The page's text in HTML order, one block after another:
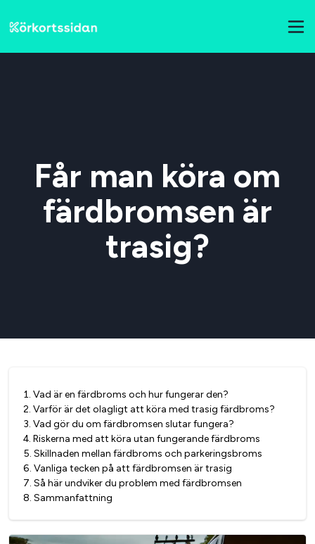
Får man köra om
färdbromsen är
trasig?
1. Vad är en färdbroms och hur fungerar den?
2. Varför är det olagligt att köra med trasig färdbroms?
3. Vad gör du om färdbromsen slutar fungera?
4. Riskerna med att köra utan fungerande färdbroms
5. Skillnaden mellan färdbroms och parkeringsbroms
6. Vanliga tecken på att färdbromsen är trasig
7. Så här undviker du problem med färdbromsen
8. Sammanfattning